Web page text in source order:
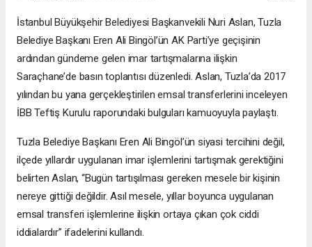
İstanbul Büyükşehir Belediyesi Başkanvekili Nuri Aslan, Tuzla
Belediye Başkanı Eren Ali Bingöl’ün AK Parti’ye geçişinin
ardından gündeme gelen imar tartışmalarına ilişkin
Saraçhane’de basın toplantısı düzenledi. Aslan, Tuzla’da 2017
yılından bu yana gerçekleştirilen emsal transferlerini inceleyen
İBB Teftiş Kurulu raporundaki bulguları kamuoyuyla paylaştı.
Tuzla Belediye Başkanı Eren Ali Bingöl’ün siyasi tercihini değil,
ilçede yıllardır uygulanan imar işlemlerini tartışmak gerektiğini
belirten Aslan, “Bugün tartışılması gereken mesele bir kişinin
nereye gittiği değildir. Asıl mesele, yıllar boyunca uygulanan
emsal transferi işlemlerine ilişkin ortaya çıkan çok ciddi
iddialardır” ifadelerini kullandı.